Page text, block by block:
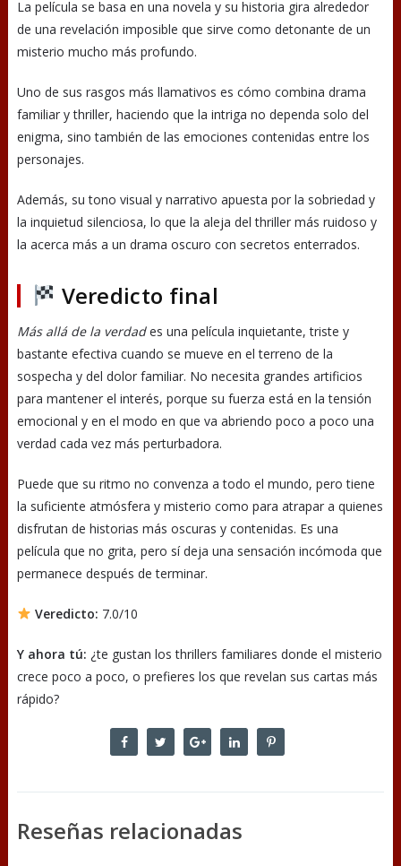
La película se basa en una novela y su historia gira alrededor
de una revelación imposible que sirve como detonante de un
misterio mucho más profundo.
Uno de sus rasgos más llamativos es cómo combina drama
familiar y thriller, haciendo que la intriga no dependa solo del
enigma, sino también de las emociones contenidas entre los
personajes.
Además, su tono visual y narrativo apuesta por la sobriedad y
la inquietud silenciosa, lo que la aleja del thriller más ruidoso y
la acerca más a un drama oscuro con secretos enterrados.
Veredicto final
Más allá de la verdades una película inquietante, triste y
bastante efectiva cuando se mueve en el terreno de la
sospecha y del dolor familiar. No necesita grandes artificios
para mantener el interés, porque su fuerza está en la tensión
emocional y en el modo en que va abriendo poco a poco una
verdad cada vez más perturbadora.
Puede que su ritmo no convenza a todo el mundo, pero tiene
la suficiente atmósfera y misterio como para atrapar a quienes
disfrutan de historias más oscuras y contenidas. Es una
película que no grita, pero sí deja una sensación incómoda que
permanece después de terminar.
Veredicto: 7.0/10
Y ahora tú: ¿te gustan los thrillers familiares donde el misterio
crece poco a poco, o prefieres los que revelan sus cartas más
rápido?
Reseñas relacionadas